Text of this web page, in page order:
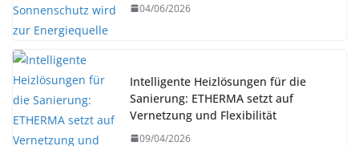
04/06/2026
Intelligente Heizlösungen für die
Sanierung: ETHERMA setzt auf
Vernetzung und Flexibilität
09/04/2026